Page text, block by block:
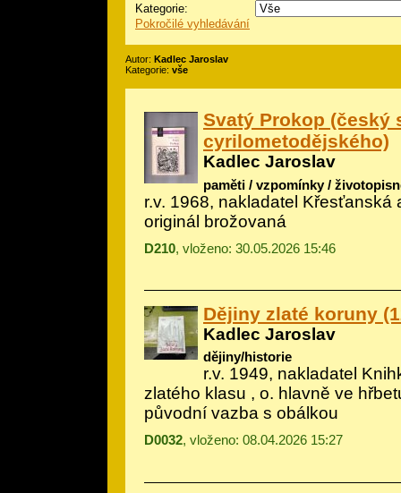
Kategorie:
Pokročilé vyhledávání
Autor: Kadlec Jaroslav
Kategorie: vše
Svatý Prokop (český
cyrilometodějského)
Kadlec Jaroslav
paměti / vzpomínky /
r.v. 1968, nakladatel Křesťanská
originál brožovaná
D210, vloženo: 30.05.2026 15:46
Dějiny zlaté koruny
Kadlec Jaroslav
dějiny/historie
r.v. 1949, nakladatel
zlatého klasu , o. hlavně ve
původní vazba s obálkou
D0032, vloženo: 08.04.2026 15:27